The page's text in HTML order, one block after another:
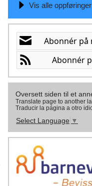
Vis alle oppføringer
Oversett siden til et
Translate page to another
Traducir la página a otro
Select Language ▼